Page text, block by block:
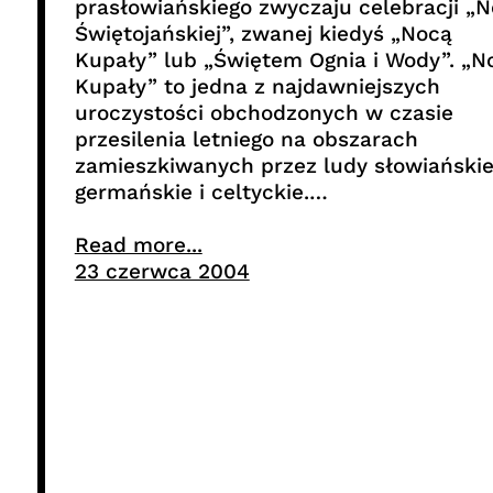
prasłowiańskiego zwyczaju celebracji
Świętojańskiej”, zwanej kiedyś „Nocą
Kupały” lub „Świętem Ognia i Wody”.
Kupały” to jedna z najdawniejszych
uroczystości obchodzonych w czasie
przesilenia letniego na obszarach
zamieszkiwanych przez ludy
germańskie i celtyckie.…
Read more...
23 czerwca 2004